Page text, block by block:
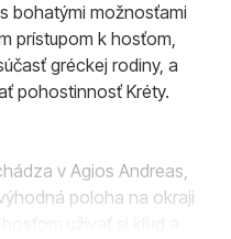
bohatými možnosťami
prístupom k hosťom,
gréckej rodiny, a
pohostinnosť Kréty.
v Agios Andreas,
poloha na okraji